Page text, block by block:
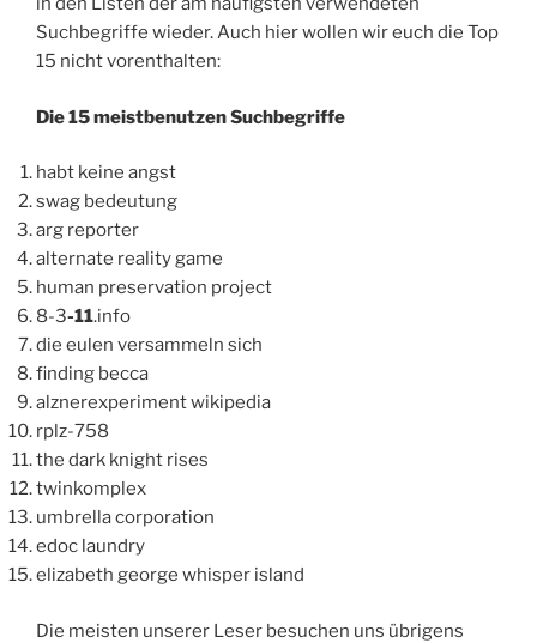
Suchbegriffe wieder. Auch hier wollen wir euch die Top
15 nicht vorenthalten:
Die 15 meistbenutzen Suchbegriffe
habt keine angst
swag bedeutung
arg reporter
alternate reality game
human preservation project
8-3-11.info
die eulen versammeln sich
finding becca
alznerexperiment wikipedia
rplz-758
the dark knight rises
twinkomplex
umbrella corporation
edoc laundry
elizabeth george whisper island
Die meisten unserer Leser besuchen uns übrigens